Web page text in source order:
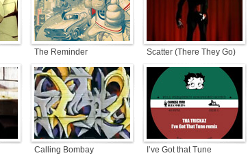
The Reminder Scatter (There They Go)
Calling Bombay I’ve Got that Tune